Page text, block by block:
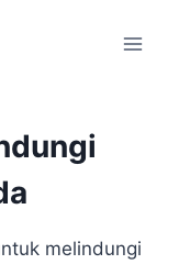
melindungi